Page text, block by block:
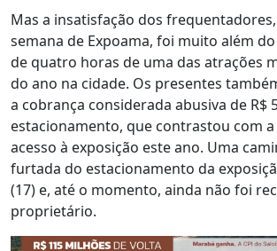
Mas a insatisfação dos
semana de Expoama, foi muito além
de quatro horas de uma das atrações
do ano na cidade. Os presentes
a cobrança considerada abusiva de R$
estacionamento, que contrastou com
acesso à exposição este ano. Uma
furtada do estacionamento da
(17) e, até o momento, ainda não foi
proprietário.